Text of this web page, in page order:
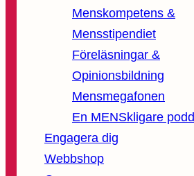
Menskompetens &
Mensstipendiet
Föreläsningar &
Opinionsbildning
Mensmegafonen
En MENSkligare podd
Engagera dig
Webbshop